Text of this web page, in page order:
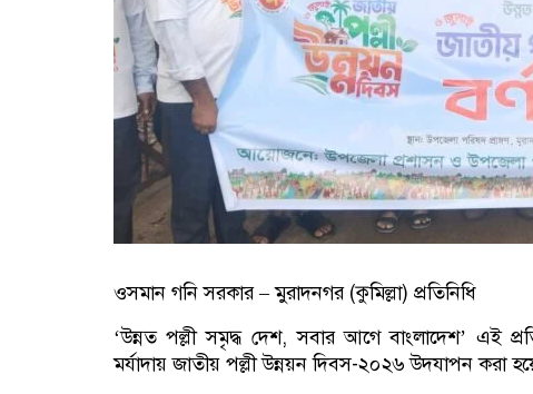
ওসমান গনি সরকার – মুরাদনগর (কুমিল্লা) প্রতিনিধি
‘উন্নত পল্লী সমৃদ্ধ দেশ, সবার আগে বাংলাদেশ’ এই
মর্যাদায় জাতীয় পল্লী উন্নয়ন দিবস-২০২৬ উদযাপন করা